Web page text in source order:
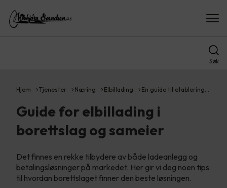
Søk
Hjem Tjenester Næring Elbillading En guide til etablering…
Guide for elbillading i
borettslag og sameier
Det finnes en rekke tilbydere av både ladeanlegg og
betalingsløsninger på markedet. Her gir vi deg noen tips
til hvordan borettslaget finner den beste løsningen.